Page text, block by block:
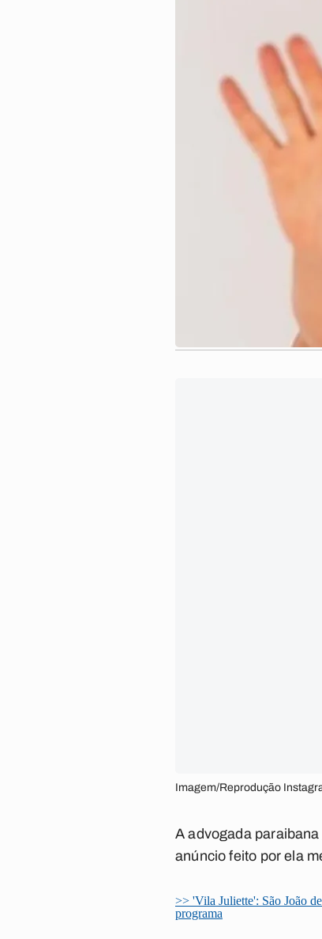
Imagem/Reprodução
A advogada paraibana
anúncio feito por ela
>> 'Vila Juliette': São João
programa